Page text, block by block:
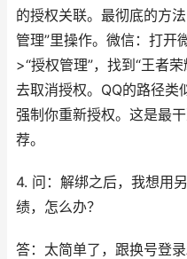
的授权关联。最彻底的方
管理”里操作。微信：打开
>“授权管理”，找到“王者
去取消授权。QQ的路径类
强制你重新授权。这是最
荐。
4. 问：解绑之后，我想用
绩，怎么办？
答：太简单了，跟换号登